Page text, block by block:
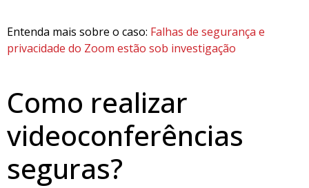
Entenda mais sobre o caso: Falhas de segurança e
privacidade do Zoom estão sob investigação
Como realizar
videoconferências
seguras?